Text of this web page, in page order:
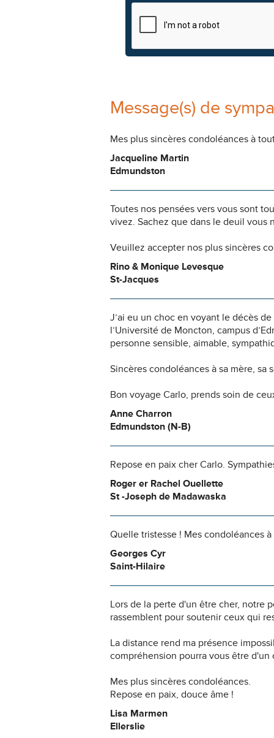
Message(s) de
Mes plus sincères condoléances à
Jacqueline Martin
Edmundston
Toutes nos pensées vers vous sont
vivez. Sachez que dans le deuil vous
Veuillez accepter nos plus sincères
Rino & Monique Levesque
St-Jacques
J’ai eu un choc en voyant le décès
l’Université de Moncton, campus
personne sensible, aimable,
Sincères condoléances à sa mère, sa
Bon voyage Carlo, prends soin de
Anne Charron
Edmundston (N-B)
Repose en paix cher Carlo.
Roger er Rachel Ouellette
St -Joseph de Madawaska
Quelle tristesse ! Mes condoléances
Georges Cyr
Saint-Hilaire
Lors de la perte d'un être cher, notre
rassemblent pour soutenir ceux qui
La distance rend ma présence
compréhension pourra vous être d'un
Mes plus sincères condoléances.
Repose en paix, douce âme !
Lisa Marmen
Ellerslie